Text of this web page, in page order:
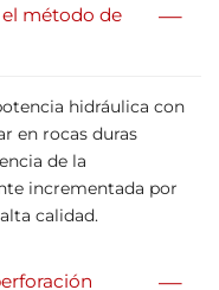
—
método de
hidráulica con
en rocas duras
de la
incrementada por
calidad.
—